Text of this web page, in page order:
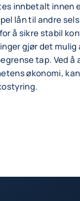
innbetalt innen
lån til andre
å sikre stabil
gjør det mulig
tap. Ved å
økonomi,